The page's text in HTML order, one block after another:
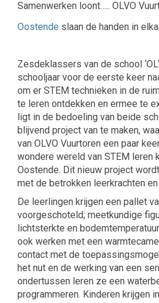
Samenwerken loont….. OLVO
Oostende slaan de handen in
Zesdeklassers van de school
schooljaar voor de eerste keer
om er STEM technieken in de
te leren ontdekken en ermee te
ligt in de bedoeling van beide
blijvend project van te maken,
van OLVO Vuurtoren een paar
wondere wereld van STEM leren
Oostende. Dit nieuw project
met de betrokken leerkrachten
De leerlingen krijgen een pallet
voorgeschoteld; meetkundige
lichtsterkte en
ook werken met een
contact met de
het nut en de werking van een
ondertussen leren ze een
programmeren. Kinderen krijgen